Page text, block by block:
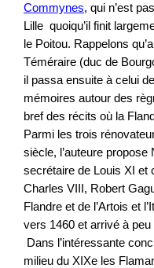
Commynes, qui n’est
Lille quoiqu’il finit
le Poitou. Rappelons
Téméraire (duc de
il passa ensuite à celui de
mémoires autour des
bref des récits où la
Parmi les trois
siècle, l’auteure
secrétaire de Louis XI et
Charles VIII, Robert
Flandre et de l’Artois et
vers 1460 et arrivé à
Dans l’intéressante
milieu du XIXe les